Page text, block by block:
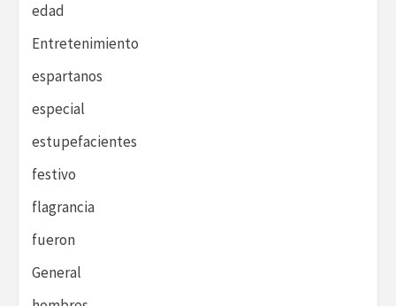
edad
Entretenimiento
espartanos
especial
estupefacientes
festivo
flagrancia
fueron
General